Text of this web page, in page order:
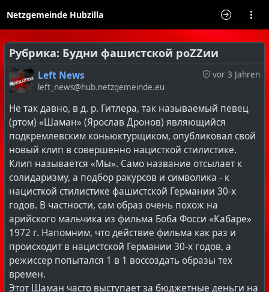
Netzgemeinde Hubzilla
Рубрика: Будни фашистской роZZии
vor 3 Jahren
Left News
left_news@hub.netzgemeinde.eu
Не так давно, в д. р. Гитлера, так называемый певец
(ртом) «Шаман» (Ярослав Дронов) являющийся
подкремлевским коньюктурщиком, опубликовал свой
новый клип в совершенно нацисткой стилистике.
Клип называется «Мы». Само название отсылает к
солидаризму, а подбор ракурсов и символика - к
нацисткой стилистике фашистской Германии 30-х
годов. В частности, сам образ очень похож на
арийского мальчика из фильма Боба Фосси «Кабаре»
1972 г. Напомним, что действие фильма как раз и
происходит в нацистской Германии 30-х годов, а
режиссер попытался 1 в 1 воссоздать образы тех
времен.
Этот Шаман часто выступает за бюджетные деньги на